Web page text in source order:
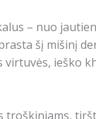
– nuo
šį mišinį
ieško
troškiniams,